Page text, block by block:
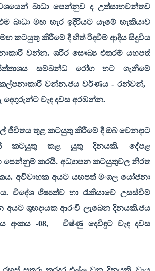
බාධා පෙන්නුව ද උත්සාහවන්තව
බාධා මඟ හැර ඉදිරියට යෑමේ හැකියාව
කටයුතු කිරීමේ දී හිත් රිදවීම් ආදිය සිදුවිය
වන්න. ශරීර සෞඛ්‍ය එතරම් යහපත්
සම්බන්ධ රෝග හට ගැනීමේ
වන්න.ජය වර්ණය - රන්වන්,
දෙගුරුන්ට වැඳ දවස අරඹන්න.
ජීවිතය තුළ කටයුතු කිරීමේ දී ඔබ වෙනදාට
කටයුතු කළ යුතු දිනයකි. දේපළ
පෙන්නුම් කරයි. අධ්‍යාපන කටයුතුවල නිරත
අවිවාහක අයට යහපත් මංගල යෝජනා
විදේශ ශිෂ්‍යත්ව හා රැකියාවේ උසස්වීම්
ශුභදායක ආරංචි ලැබෙන දිනයකි.ජය
අංකය -08,
විෂ්ණු දෙවිඳුට වැඳ දවස